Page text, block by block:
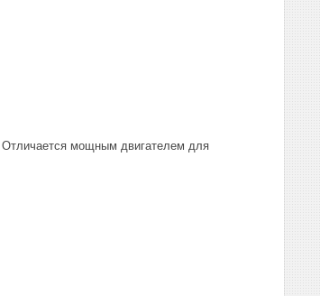
Отличается мощным двигателем для